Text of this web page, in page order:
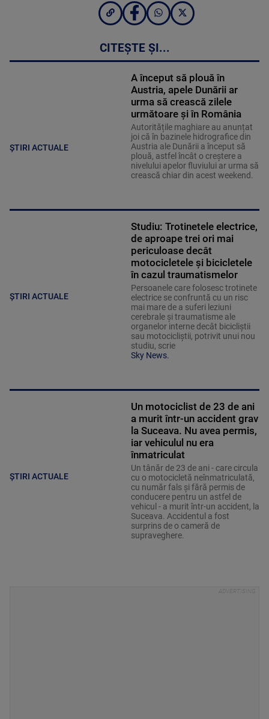
CITEȘTE ȘI...
ȘTIRI ACTUALE
A început să plouă în
Austria, apele Dunării ar
urma să crească zilele
următoare și în România
Autoritățile maghiare au anunțat
joi că în bazinele hidrografice din
Austria ale Dunării a început să
plouă, astfel încât o creștere a
nivelului apelor fluviului ar urma să
crească chiar din acest weekend.
ȘTIRI ACTUALE
Studiu: Trotinetele electrice,
de aproape trei ori mai
periculoase decât
motocicletele și bicicletele
în cazul traumatismelor
Persoanele care folosesc trotinete
electrice se confruntă cu un risc
mai mare de a suferi leziuni
cerebrale și traumatisme ale
organelor interne decât bicicliștii
sau motocicliștii, potrivit unui nou
studiu, scrie
Sky News.
ȘTIRI ACTUALE
Un motociclist de 23 de ani
a murit într-un accident grav
la Suceava. Nu avea permis,
iar vehiculul nu era
înmatriculat
Un tânăr de 23 de ani - care circula
cu o motocicletă neînmatriculată,
cu număr fals și fără permis de
conducere pentru un astfel de
vehicul - a murit într-un accident, la
Suceava. Accidentul a fost
surprins de o cameră de
supraveghere.